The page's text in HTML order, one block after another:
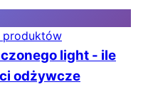
produktów
light - ile
odżywcze